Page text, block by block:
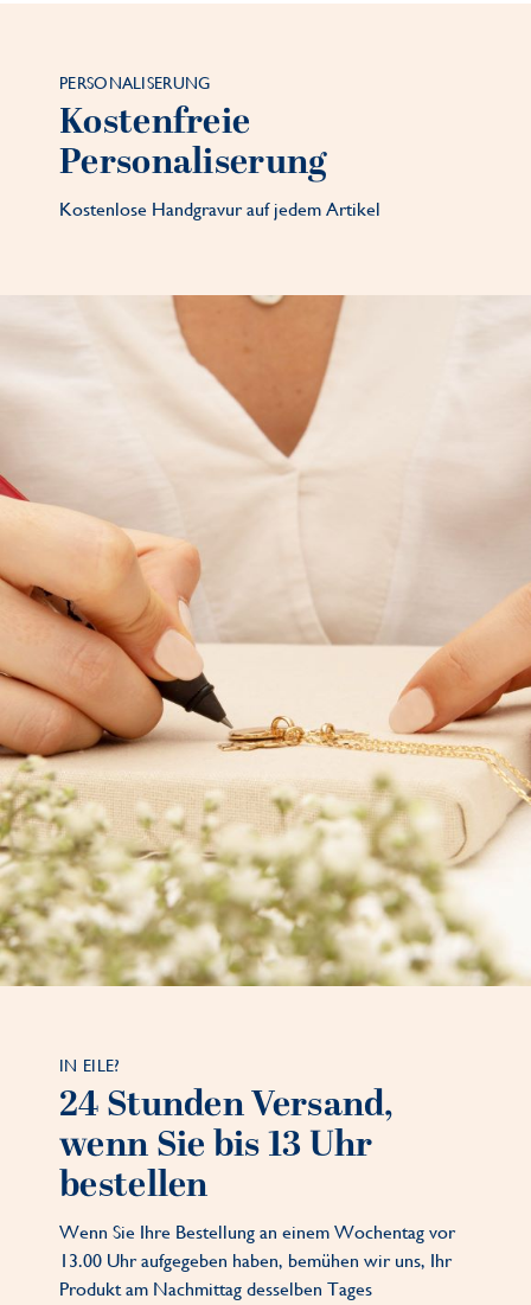
PERSONALISERUNG
Kostenfreie
Personaliserung
Kostenlose Handgravur auf jedem Artikel
IN EILE?
24 Stunden Versand,
wenn Sie bis 13 Uhr
bestellen
Wenn Sie Ihre Bestellung an einem Wochentag vor
13.00 Uhr aufgegeben haben, bemühen wir uns, Ihr
Produkt am Nachmittag desselben Tages